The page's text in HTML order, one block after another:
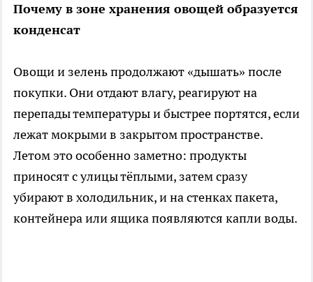
Почему в зоне хранения овощей образуется
конденсат
Овощи и зелень продолжают «дышать» после
покупки. Они отдают влагу, реагируют на
перепады температуры и быстрее портятся, если
лежат мокрыми в закрытом пространстве.
Летом это особенно заметно: продукты
приносят с улицы тёплыми, затем сразу
убирают в холодильник, и на стенках пакета,
контейнера или ящика появляются капли воды.